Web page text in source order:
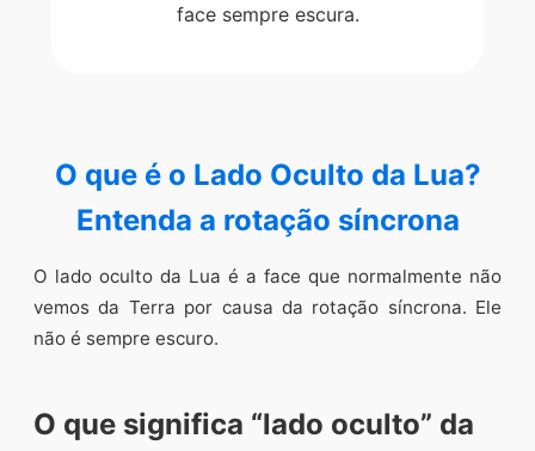
face sempre escura.
O que é o Lado Oculto da Lua?
Entenda a rotação síncrona
O lado oculto da Lua é a face que normalmente não
vemos da Terra por causa da rotação síncrona. Ele
não é sempre escuro.
O que significa “lado oculto” da